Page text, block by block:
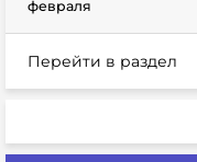
февраля
Перейти в раздел